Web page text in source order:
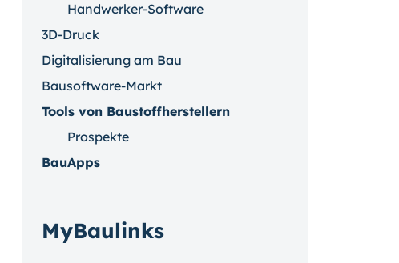
Handwerker-Software
3D-Druck
Digitalisierung am Bau
Bausoftware-Markt
Tools von Baustoffherstellern
Prospekte
BauApps
MyBaulinks